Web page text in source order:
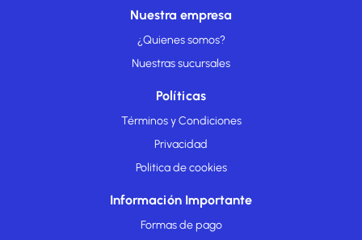
Nuestra empresa
¿Quienes somos?
Nuestras sucursales
Políticas
Términos y Condiciones
Privacidad
Politica de cookies
Información Importante
Formas de pago